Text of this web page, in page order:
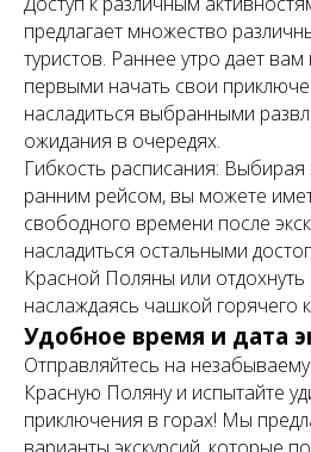
предлагает множество
туристов. Раннее утро дает
первыми начать свои
насладиться выбранными
ожидания в очередях.
Гибкость расписания:
ранним рейсом, вы можете
свободного времени после
насладиться остальными
Красной Поляны или
наслаждаясь чашкой горячего
Удобное время и дата
Отправляйтесь на
Красную Поляну и испытайте
приключения в горах! Мы